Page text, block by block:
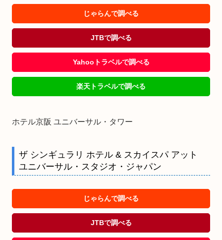
じゃらんで調べる
JTBで調べる
Yahooトラベルで調べる
楽天トラベルで調べる
ホテル京阪 ユニバーサル・タワー
ザ シンギュラリ ホテル & スカイスパ アット
ユニバーサル・スタジオ・ジャパン
じゃらんで調べる
JTBで調べる